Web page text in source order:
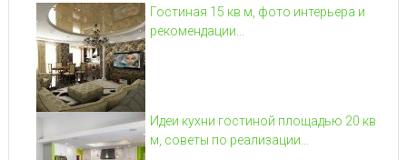
Гостиная 15 кв м, фото интерьера и
рекомендации...
Идеи кухни гостиной площадью 20 кв
м, советы по реализации...